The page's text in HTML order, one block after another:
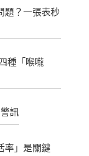
題？一張表秒
種「喉嚨
訊
率」是關鍵